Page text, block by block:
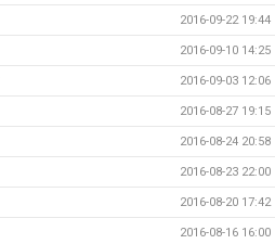
2016-09-22 19:44
2016-09-10 14:25
2016-09-03 12:06
2016-08-27 19:15
2016-08-24 20:58
2016-08-23 22:00
2016-08-20 17:42
2016-08-16 16:00